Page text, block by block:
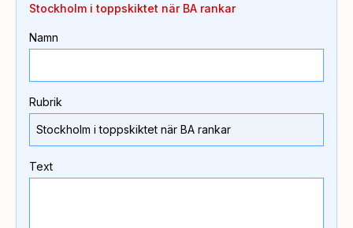
Stockholm i toppskiktet när BA rankar
Namn
Rubrik
Text